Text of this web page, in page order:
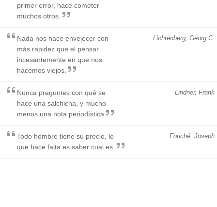
primer error, hace cometer
muchos otros.
Lichtenberg, Georg C.
Nada nos hace envejecer con
más rapidez que el pensar
incesantemente en que nos
hacemos viejos.
Lindner, Frank
Nunca preguntes con qué se
hace una salchicha, y mucho
menos una nota periodística
Fouché, Joseph
Todo hombre tiene su precio, lo
que hace falta es saber cual es.